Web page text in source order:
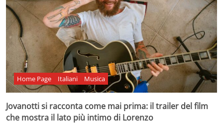
Home Page Italiani Musica
Jovanotti si racconta come mai prima: il trailer del film
che mostra il lato più intimo di Lorenzo